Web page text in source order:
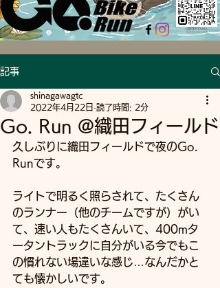
記事
Go. Run @織田フィールド
shinagawagtc
2022年4月22日 読了時間: 2分
久しぶりに織田フィールドで夜のGo.
Runです。
ライトで明るく照らされて、たくさん
のランナー（他のチームですが）がい
て、速い人もたくさんいて、400mタ
ータントラックに自分がいる今でもこ
の慣れない場違いな感じ…なんだかと
ても懐かしいです。